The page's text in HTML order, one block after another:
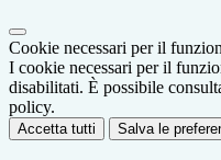
Cookie necessari per il
I cookie necessari per il
disabilitati. È possibile
policy.
Accetta tutti Salva le